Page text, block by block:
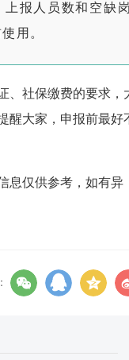
报人员数和空缺岗
用。
、社保缴费的要求，
醒大家，申报前最好
息仅供参考，如有异